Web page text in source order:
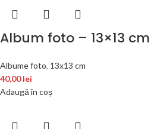
Album foto – 13×13
Albume foto, 13x13 cm
40,00lei
Adaugă în coș